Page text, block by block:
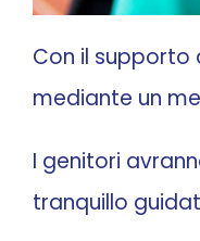
Con il
mediante un
I genitori
tranquillo